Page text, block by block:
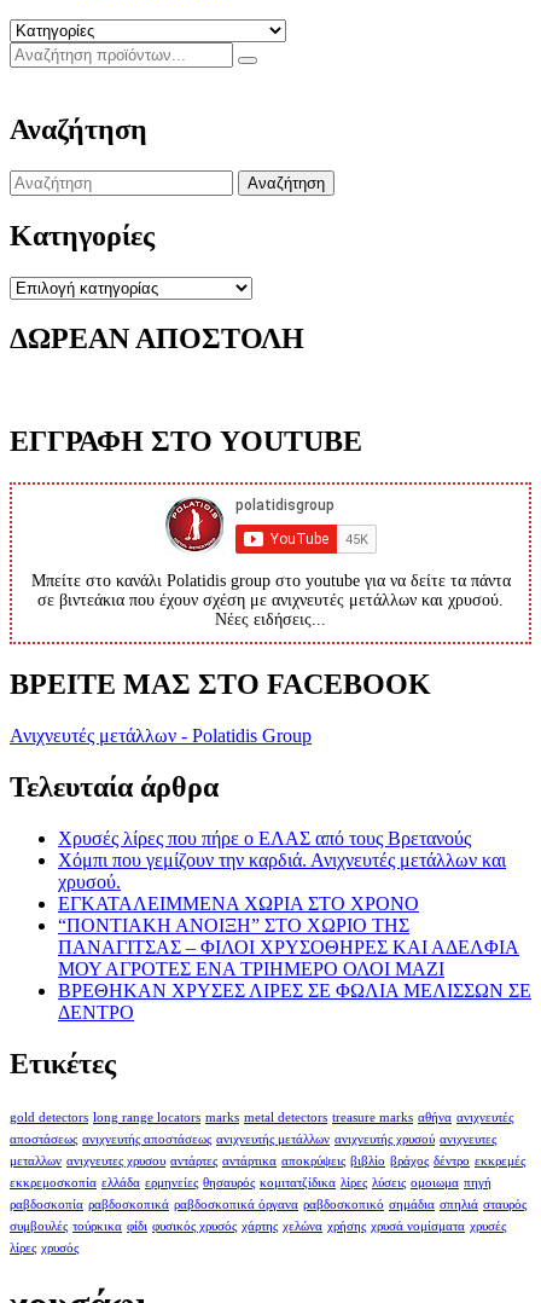
Αναζήτηση
Search
for:
Κατηγορίες
Κατηγορίες
ΔΩΡΕΑΝ ΑΠΟΣΤΟΛΗ
ΕΓΓΡΑΦΗ ΣΤΟ YOUTUBE
Μπείτε στο κανάλι Polatidis group στο youtube για να δείτε τα πάντα
σε βιντεάκια που έχουν σχέση με ανιχνευτές μετάλλων και χρυσού.
Νέες ειδήσεις...
ΒΡΕΙΤΕ ΜΑΣ ΣΤΟ FACEBOOK
Ανιχνευτές μετάλλων - Polatidis Group
Τελευταία άρθρα
Χρυσές λίρες που πήρε ο ΕΛΑΣ από τους Βρετανούς
Χόμπι που γεμίζουν την καρδιά. Ανιχνευτές μετάλλων και
χρυσού.
ΕΓΚΑΤΑΛΕΙΜΜΕΝΑ ΧΩΡΙΑ ΣΤΟ ΧΡΟΝΟ
“ΠΟΝΤΙΑΚΗ ΑΝΟΙΞΗ” ΣΤΟ ΧΩΡΙΟ ΤΗΣ
ΠΑΝΑΓΙΤΣΑΣ – ΦΙΛΟΙ ΧΡΥΣΟΘΗΡΕΣ ΚΑΙ ΑΔΕΛΦΙΑ
ΜΟΥ ΑΓΡΟΤΕΣ ΕΝΑ ΤΡΙΗΜΕΡΟ ΟΛΟΙ ΜΑΖΙ
ΒΡΕΘΗΚΑΝ ΧΡΥΣΕΣ ΛΙΡΕΣ ΣΕ ΦΩΛΙΑ ΜΕΛΙΣΣΩΝ ΣΕ
ΔΕΝΤΡΟ
Ετικέτες
gold detectors long range locators marks metal detectors treasure marks αθήνα ανιχνευτές
αποστάσεως ανιχνευτής αποστάσεως ανιχνευτής μετάλλων ανιχνευτής χρυσού ανιχνευτες
μεταλλων ανιχνευτες χρυσου αντάρτες αντάρτικα αποκρύψεις βιβλίο βράχος δέντρο εκκρεμές
εκκρεμοσκοπία ελλάδα ερμηνείες θησαυρός κομιτατζίδικα λίρες λύσεις ομοιωμα πηγή
ραβδοσκοπία ραβδοσκοπικά ραβδοσκοπικά όργανα ραβδοσκοπικό σημάδια σπηλιά σταυρός
συμβουλές τούρκικα φίδι φυσικός χρυσός χάρτης χελώνα χρήσης χρυσά νομίσματα χρυσές
λίρες χρυσός